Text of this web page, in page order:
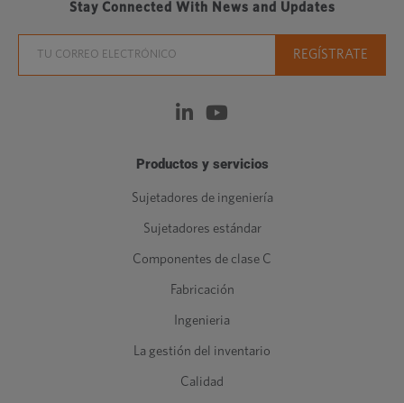
Stay Connected With News and Updates
Productos y servicios
Sujetadores de ingeniería
Sujetadores estándar
Componentes de clase C
Fabricación
Ingenieria
La gestión del inventario
Calidad